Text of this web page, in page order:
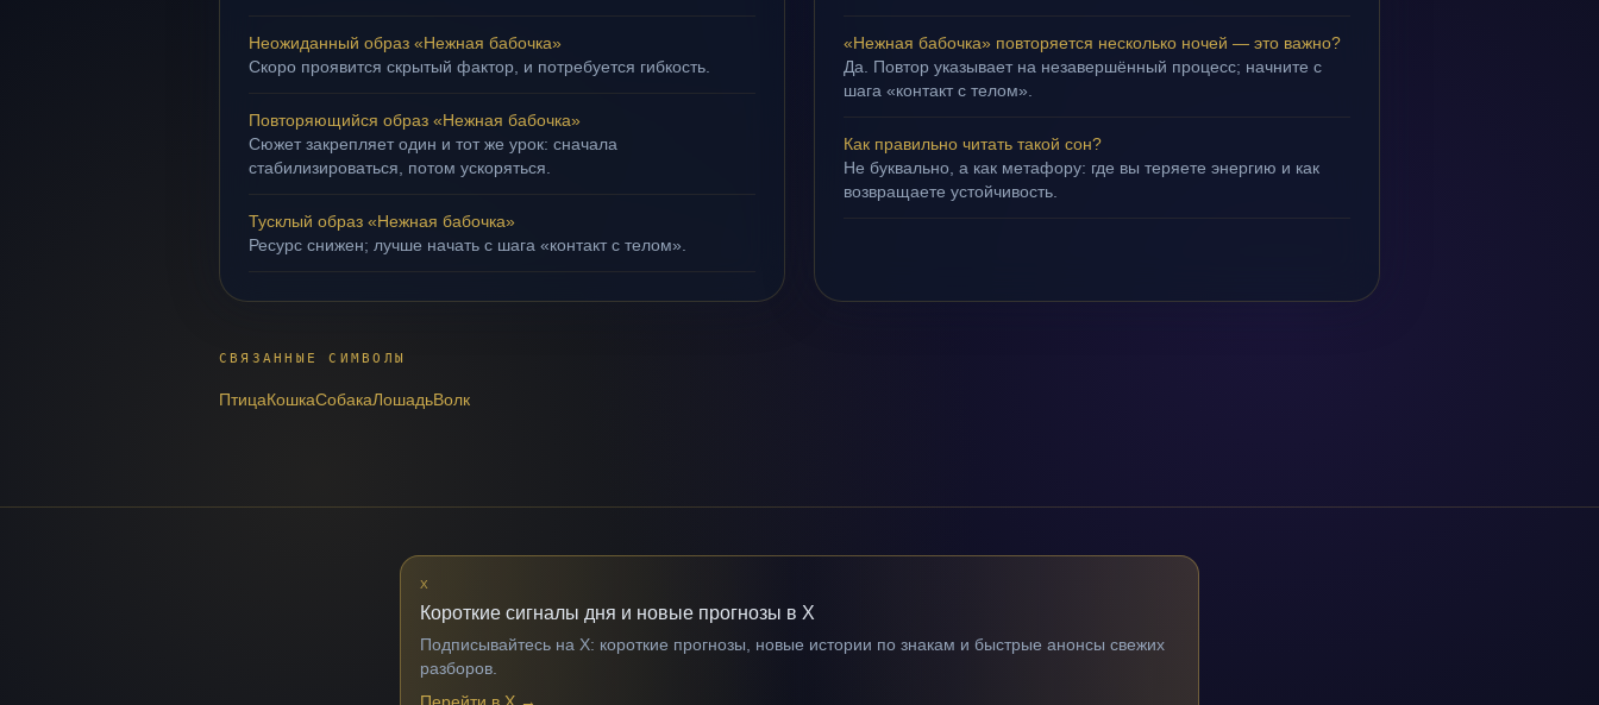
Неожиданный образ «Нежная бабочка»
Скоро проявится скрытый фактор, и потребуется гибкость.
Повторяющийся образ «Нежная бабочка»
Сюжет закрепляет один и тот же урок: сначала
стабилизироваться, потом ускоряться.
Тусклый образ «Нежная бабочка»
Ресурс снижен; лучше начать с шага «контакт с телом».
«Нежная бабочка» повторяется несколько ночей — это важно?
Да. Повтор указывает на незавершённый процесс; начните с
шага «контакт с телом».
Как правильно читать такой сон?
Не буквально, а как метафору: где вы теряете энергию и как
возвращаете устойчивость.
СВЯЗАННЫЕ СИМВОЛЫ
ПтицаКошкаСобакаЛошадьВолк
X
Короткие сигналы дня и новые прогнозы в X
Подписывайтесь на X: короткие прогнозы, новые истории по знакам и быстрые анонсы свежих
разборов.